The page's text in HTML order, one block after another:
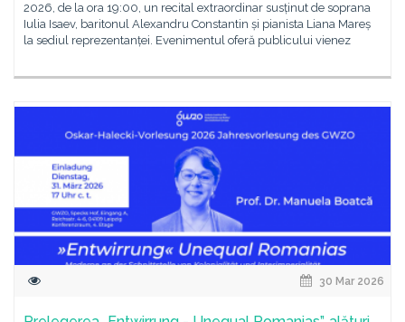
2026, de la ora 19:00, un recital extraordinar susținut de soprana
Iulia Isaev, baritonul Alexandru Constantin și pianista Liana Mareș
la sediul reprezentanței. Evenimentul oferă publicului vienez
30 Mar 2026